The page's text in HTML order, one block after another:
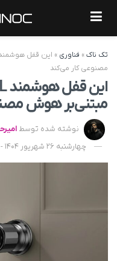
تک ناک» فناوری »
مصنوعی کار می‌کند
مبتنی‌بر هوش
نوشته شده توسط
چهارشنبه 26 شهریور 1404 - 20:15